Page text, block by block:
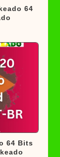
64
64 Bits